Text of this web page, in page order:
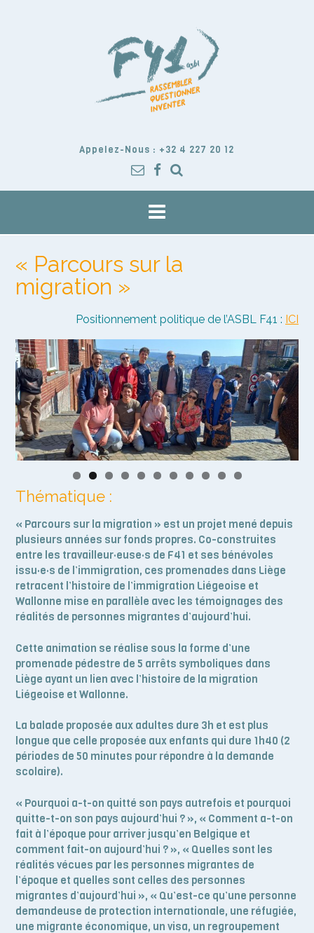
Appelez-Nous : +32 4 227 20 12
« Parcours sur la
migration »
Positionnement politique de l’ASBL F41 : ICI
Thématique :
« Parcours sur la migration » est un projet mené depuis
plusieurs années sur fonds propres. Co-construites
entre les travailleur·euse·s de F41 et ses bénévoles
issu·e·s de l’immigration, ces promenades dans Liège
retracent l’histoire de l’immigration Liégeoise et
Wallonne mise en parallèle avec les témoignages des
réalités de personnes migrantes d’aujourd’hui.
Cette animation se réalise sous la forme d’une
promenade pédestre de 5 arrêts symboliques dans
Liège ayant un lien avec l’histoire de la migration
Liégeoise et Wallonne.
La balade proposée aux adultes dure 3h et est plus
longue que celle proposée aux enfants qui dure 1h40 (2
périodes de 50 minutes pour répondre à la demande
scolaire).
« Pourquoi a-t-on quitté son pays autrefois et pourquoi
quitte-t-on son pays aujourd’hui ? », « Comment a-t-on
fait à l’époque pour arriver jusqu’en Belgique et
comment fait-on aujourd’hui ? », « Quelles sont les
réalités vécues par les personnes migrantes de
l’époque et quelles sont celles des personnes
migrantes d’aujourd’hui », « Qu’est-ce qu’une personne
demandeuse de protection internationale, une réfugiée,
une migrante économique, un visa, un regroupement